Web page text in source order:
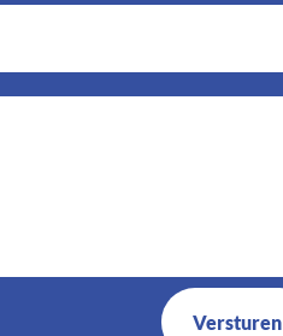
Versturen